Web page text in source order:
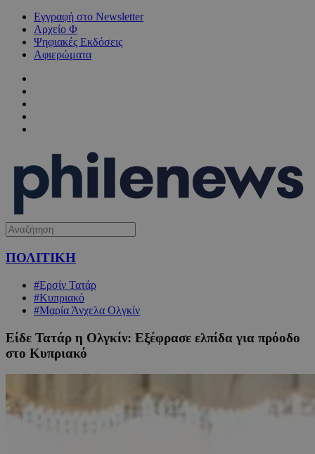
Εγγραφή στο Newsletter
Αρχείο Φ
Ψηφιακές Εκδόσεις
Αφιερώματα
ΠΟΛΙΤΙΚΗ
#Ερσίν Τατάρ
#Κυπριακό
#Μαρία Άνχελα Ολγκίν
Είδε Τατάρ η Ολγκίν: Εξέφρασε ελπίδα για πρόοδο
στο Κυπριακό